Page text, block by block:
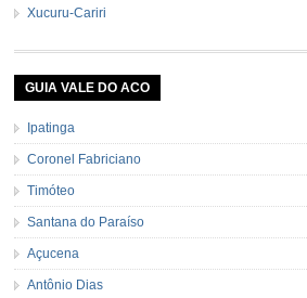
Xucuru-Cariri
GUIA VALE DO ACO
Ipatinga
Coronel Fabriciano
Timóteo
Santana do Paraíso
Açucena
Antônio Dias